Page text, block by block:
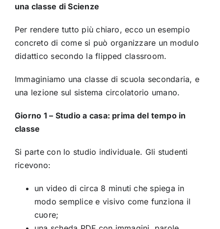
una classe di Scienze
Per rendere tutto più chiaro, ecco un esempio
concreto di come si può organizzare un modulo
didattico secondo la flipped classroom.
Immaginiamo una classe di scuola secondaria, e
una lezione sul sistema circolatorio umano.
Giorno 1 – Studio a casa: prima del tempo in
classe
Si parte con lo studio individuale. Gli studenti
ricevono:
un video di circa 8 minuti che spiega in
modo semplice e visivo come funziona il
cuore;